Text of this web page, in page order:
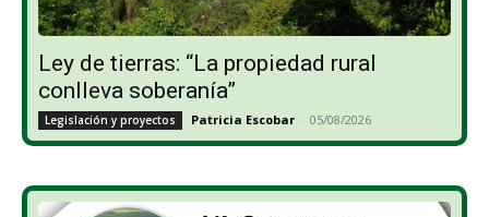
Ley de tierras: “La propiedad rural
conlleva soberanía”
Legislación y proyectos Patricia Escobar - 05/08/2026